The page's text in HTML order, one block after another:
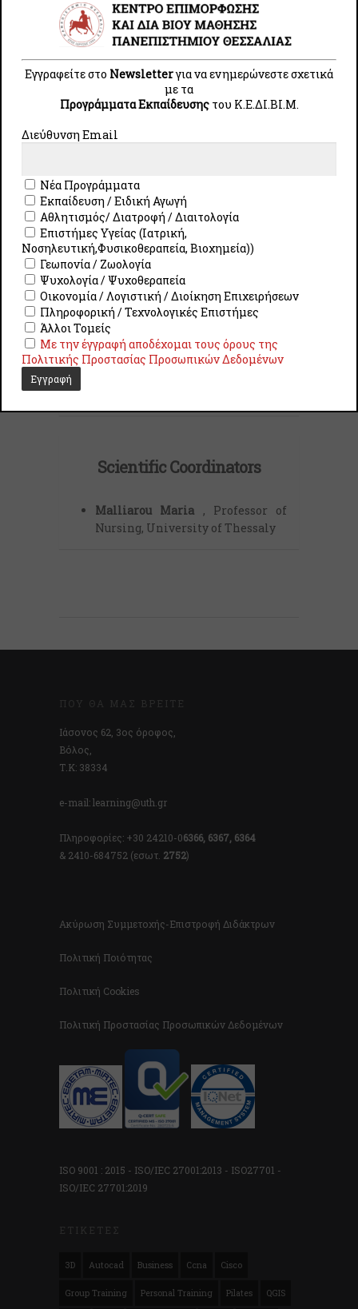
Education prepares nurses to adapt to
developments in telecare
technologies and stay abreast of best
practices in the rapidly evolving
healthcare landscape.
techniques/Tools/Equipment
MOODLE platform
E-class platform
Registration
Till 31/08/2024
Scientific Coordinators
Malliarou Maria , Professor of
Nursing, University of Thessaly
ΠΟΎ ΘΑ ΜΑΣ ΒΡΕΊΤΕ
Ιάσονος 62, 3ος όροφος,
Βόλος,
Τ.Κ: 38334
e-mail: learning@uth.gr
Πληροφορίες: +30 24210-06366, 6367, 6364
& 2410-684752 (εσωτ. 2752)
Ακύρωση Συμμετοχής-Επιστροφή Διδάκτρων
Πολιτική Ποιότητας
Πολιτική Cookies
Πολιτική Προστασίας Προσωπικών Δεδομένων
ISO 9001 : 2015 - ISO/IEC 27001:2013 - ISO27701 -
ISO/IEC 27701:2019
ΕΤΙΚΈΤΕΣ
3D Autocad Business Ccna Cisco
Group Training Personal Training Pilates QGIS
Εγγραφείτε στο Newsletterγια να ενημερώνεστε σχετικά
με τα
Προγράμματα Εκπαίδευσηςτου Κ.E.ΔI.ΒI.Μ.
Διεύθυνση Email
Νέα Προγράμματα
Εκπαίδευση / Ειδική Αγωγή
Αθλητισμός/ Διατροφή / Διαιτολογία
Επιστήμες Υγείας (Ιατρική,
Νοσηλευτική,Φυσικοθεραπεία, Βιοχημεία))
Γεωπονία / Ζωολογία
Ψυχολογία / Ψυχοθεραπεία
Οικονομία / Λογιστική / Διοίκηση Επιχειρήσεων
Πληροφορική / Τεχνολογικές Επιστήμες
Άλλοι Τομείς
Με την έγγραφή αποδέχομαι τους όρους της
Πολιτικής Προστασίας Προσωπικών Δεδομένων